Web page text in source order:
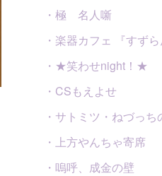
・極 名人噺
・楽器カフェ 『すずら
・★笑わせnight！★
・CSもえよせ
・サトミツ・ねづっ
・上方やんちゃ寄席
・嗚呼、成金の壁